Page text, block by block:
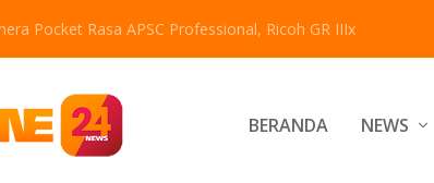
Pocket Rasa APSC Professional, Ricoh GR IIIx
BERANDA NEWS